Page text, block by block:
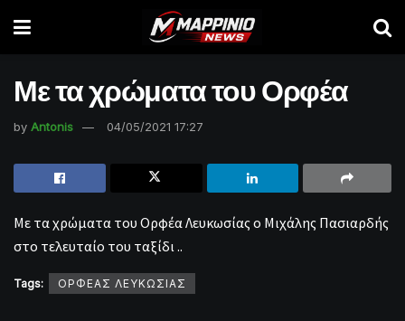
Με τα χρώματα του Ορφέα
by Antonis 04/05/2021 17:27
Με τα χρώματα του Ορφέα Λευκωσίας ο Μιχάλης Πασιαρδής
στο τελευταίο του ταξίδι ..
Tags: ΟΡΦΕΑΣ ΛΕΥΚΩΣΙΑΣ